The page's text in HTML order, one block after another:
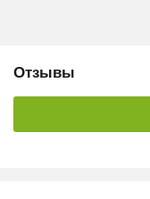
Отзывы